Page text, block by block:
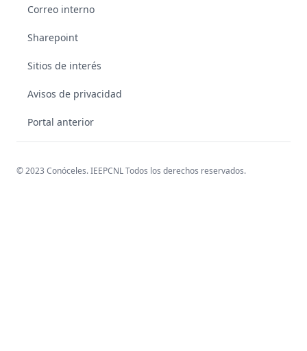
Correo interno
Sharepoint
Sitios de interés
Avisos de privacidad
Portal anterior
© 2023 Conóceles. IEEPCNL Todos los derechos reservados.